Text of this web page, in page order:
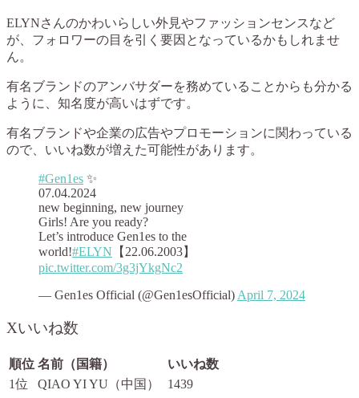
ELYNさんのかわいらしい外見やファッションセンスなど
が、フォロワーの目を引く要因となっているかもしれませ
ん。
有名ブランドのアンバサダーを務めていることからも分かる
ように、知名度が高いはずです。
有名ブランドや企業の広告やプロモーションに関わっている
ので、いいね数が増えた可能性があります。
#Gen1es ✨
07.04.2024
new beginning, new journey
Girls! Are you ready?
Let’s introduce Gen1es to the
world!#ELYN 【22.06.2003】
pic.twitter.com/3g3jYkgNc2
— Gen1es Official (@Gen1esOfficial) April 7, 2024
Xいいね数
順位 名前（国籍）
いいね数
1位
QIAO YI YU（中国）
1439